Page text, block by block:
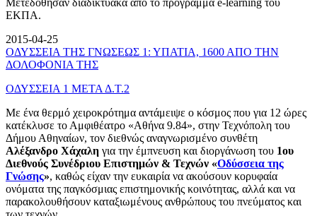
Μετεδόθησαν διαδικτυακά από το πρόγραμμα e-learning του
ΕΚΠΑ.
2015-04-25
ΟΔΥΣΣΕΙΑ ΤΗΣ ΓΝΩΣΕΩΣ 1: ΥΠΑΤΙΑ, 1600 ΑΠΟ ΤΗΝ
ΔΟΛΟΦΟΝΙΑ ΤΗΣ
ΟΔΥΣΣΕΙΑ 1 ΜΕΤΑ Δ.Τ.2
Με ένα θερμό χειροκρότημα αντάμειψε ο κόσμος που για 12 ώρες
κατέκλυσε το Αμφιθέατρο «Αθήνα 9.84», στην Τεχνόπολη του
Δήμου Αθηναίων, τον διεθνώς αναγνωρισμένο συνθέτη
Αλέξανδρο Χάχαλη για την έμπνευση και διοργάνωση του 1ου
Διεθνούς Συνέδριου Επιστημών & Τεχνών «Οδύσσεια της
Γνώσης», καθώς είχαν την ευκαιρία να ακούσουν κορυφαία
ονόματα της παγκόσμιας επιστημονικής κοινότητας, αλλά και να
παρακολουθήσουν καταξιωμένους ανθρώπους του πνεύματος και